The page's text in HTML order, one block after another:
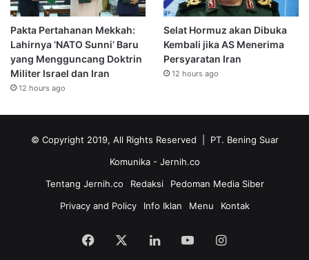
Pakta Pertahanan Mekkah:
Lahirnya ‘NATO Sunni’ Baru
yang Mengguncang Doktrin
Militer Israel dan Iran
12 hours ago
Selat Hormuz akan Dibuka
Kembali jika AS Menerima
Persyaratan Iran
12 hours ago
© Copyright 2019, All Rights Reserved | PT. Bening Suar
Komunika - Jernih.co
Tentang Jernih.co
Redaksi
Pedoman Media Siber
Privacy and Policy
Info Iklan Menu Kontak
Facebook LinkedInYouTubeInstagram